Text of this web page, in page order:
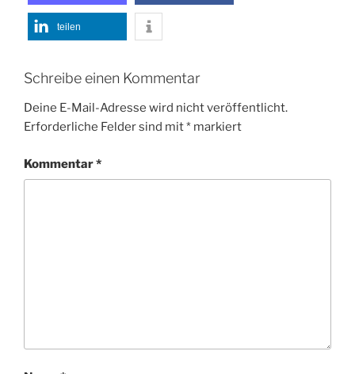
teilen
Schreibe einen Kommentar
Deine E-Mail-Adresse wird nicht veröffentlicht.
Erforderliche Felder sind mit* markiert
Kommentar*